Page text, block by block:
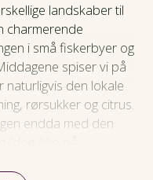
landskaber til
charmerende
i små fiskerbyer og
spiser vi på
naturligvis den lokale
rørsukker og citrus.
endda med den